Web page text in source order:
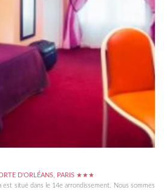
D'ORLÉANS, PARIS ★★★
est situé dans le 14e arrondissement. Nous sommes